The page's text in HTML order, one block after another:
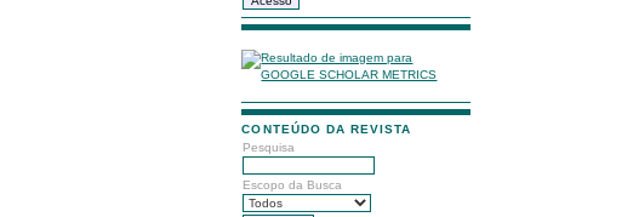
CONTEÚDO DA REVISTA
Pesquisa
Escopo da Busca